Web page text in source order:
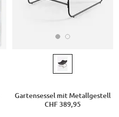
Gartensessel mit Metallgestell
CHF 389,95